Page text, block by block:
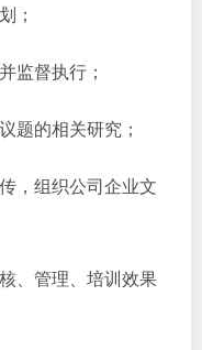
；
监督执行；
题的相关研究；
，组织公司企业文
、管理、培训效果